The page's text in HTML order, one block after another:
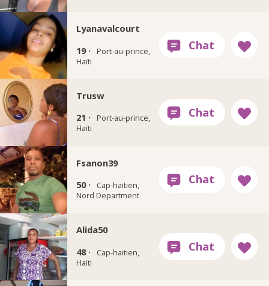
Lyanavalcourt
19 ·
Port-au-prince,
Haïti
Trusw
21 ·
Port-au-prince,
Haïti
Fsanon39
50 ·
Cap-haitien,
Nord Department
Alida50
48 ·
Cap-haitien,
Haiti